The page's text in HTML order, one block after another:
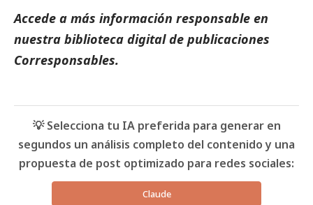
Accede a más información responsable en
nuestra biblioteca digital de publicaciones
Corresponsables.
💡 Selecciona tu IA preferida para generar en
segundos un análisis completo del contenido y una
propuesta de post optimizado para redes sociales:
Claude